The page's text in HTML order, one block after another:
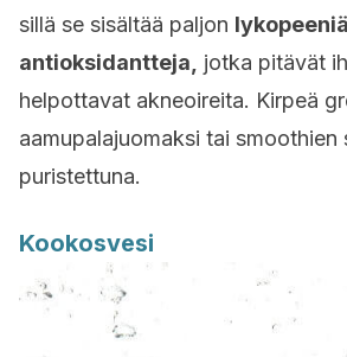
sillä se sisältää paljon
antioksidantteja,
jotka pitävät
helpottavat akneoireita. Kirpeä
aamupalajuomaksi tai smoothien
puristettuna.
Kookosvesi